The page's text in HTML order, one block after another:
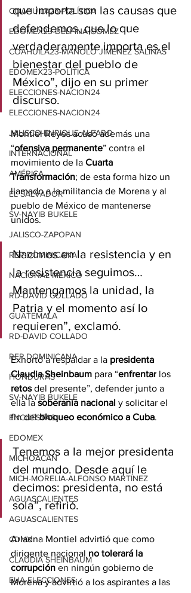
COAHUILA23-POLÍTICA
EDOMEX23-DELFINA GÓMEZ
COAHUILA23-MANOLO JIMÉNEZ SALINAS
EDOMEX23-POLÍTICA
ELECCIONES-NACION24
ELECCIONES-NACION24
JALISCO-ENRIQUE ALFARO
INTERNACIONAL
AMÉRICA
EL SALVADOR
SV-NAYIB BUKELE
JALISCO-ZAPOPAN
REP DOMINICANA
NACIONAL MÉXICO
RD-DAVID COLLADO
GUATEMALA
RD-DAVID COLLADO
REP DOMINICANA
HONDURAS
SV-NAYIB BUKELE
ENCUESTAS
EDOMEX
MICHOACÁN
MICH-MORELIA-ALFONSO MARTÍNEZ
AGUASCALIENTES
AGUASCALIENTES
CDMX
CLAUDIA SHEINBAUM
EUA ELECCIONES
que importa son las causas que
defendemos, que lo que
verdaderamente importa es el
bienestar del pueblo de
México”, dijo en su primer
discurso.
Montiel Reyes acusó además una
“ofensiva permanente” contra el
movimiento de la Cuarta
Transformación; de esta forma hizo un
llamado a la militancia de Morena y al
pueblo de México de mantenerse
unidos.
Nacimos en la resistencia y en
la resistencia seguimos…
Mantengamos la unidad, la
Patria y el momento así lo
requieren”, exclamó.
Exhortó a respaldar a la presidenta
Claudia Sheinbaum para “enfrentar los
retos del presente”, defender junto a
ella la soberanía nacional y solicitar el
fin del bloqueo económico a Cuba.
Tenemos a la mejor presidenta
del mundo. Desde aquí le
decimos: presidenta, no está
sola”, refirió.
Ariadna Montiel advirtió que como
dirigente nacional no tolerará la
corrupción en ningún gobierno de
Morena y advirtió a los aspirantes a las